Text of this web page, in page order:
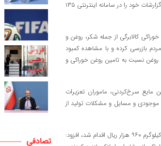
در صورت مشاهده هرگونه تخلف بدون نیاز به مراجعه و یا تماس تلفنی می توانند گزارشات خود را در سامانه اینترنتی ۱۳۵
کالابرگی از جمله شکر، روغن و
بازرسی کرده و با مشاهده کمبود
روغن نسبت به تامین روغن خوراکی و
سرخ‌کردنی، ماموران تعزیرات
موجودی و مسایل و مشکلات تولید از
حضرتی، با اشاره به اینکه در جریان این بازرسی نسبت به تامین شکر به قیمت هر کیلوگرم ۹۶۰ هزار ریال اقدام شد، افزود:
تصادفی